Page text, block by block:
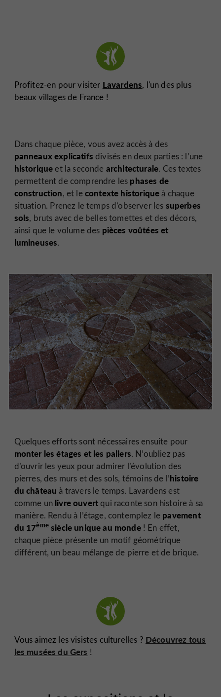
Profitez-en pour visiter Lavardens, l'un des plus
beaux villages de France !
Dans chaque pièce, vous avez accès à des
panneaux explicatifs divisés en deux parties : l’une
historiqueet la seconde architecturale. Ces textes
permettent de comprendre les phases de
construction, et lecontexte historiqueà chaque
situation. Prenez le temps d’observer les superbes
sols, bruts avec de belles tomettes et des décors,
ainsi que le volume des pièces voûtées et
lumineuses.
Quelques efforts sont nécessaires ensuite pour
monter les étages et les paliers. N’oubliez pas
d’ouvrir les yeux pour admirer l’évolution des
pierres, des murs et des sols, témoins de l’histoire
du châteauà travers le temps. Lavardens est
comme un livre ouvert qui raconte son histoire à sa
manière. Rendu à l’étage, contemplez le pavement
du 17èmesiècle unique au monde! En effet,
chaque pièce présente un motif géométrique
différent, un beau mélange de pierre et de brique.
Vous aimez les visistes culturelles ? Découvrez tous
les musées du Gers !